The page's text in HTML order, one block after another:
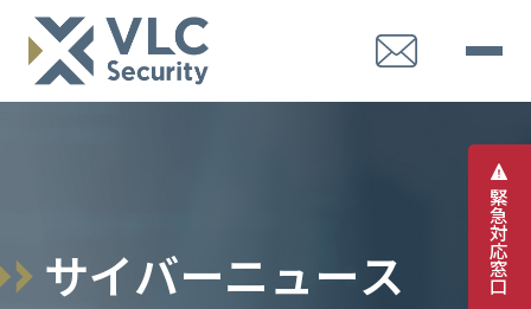
緊
急
対
応
窓
口
サイバーニュース